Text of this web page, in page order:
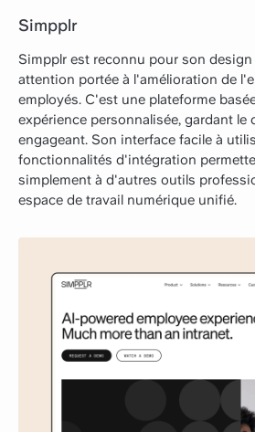
Simpplr
Simpplr est reconnu pour son
attention portée à l'amélioration de
employés. C'est une plateforme
expérience personnalisée, gardant
engageant. Son interface facile à
fonctionnalités d'intégration
simplement à d'autres outils
espace de travail numérique unifié.